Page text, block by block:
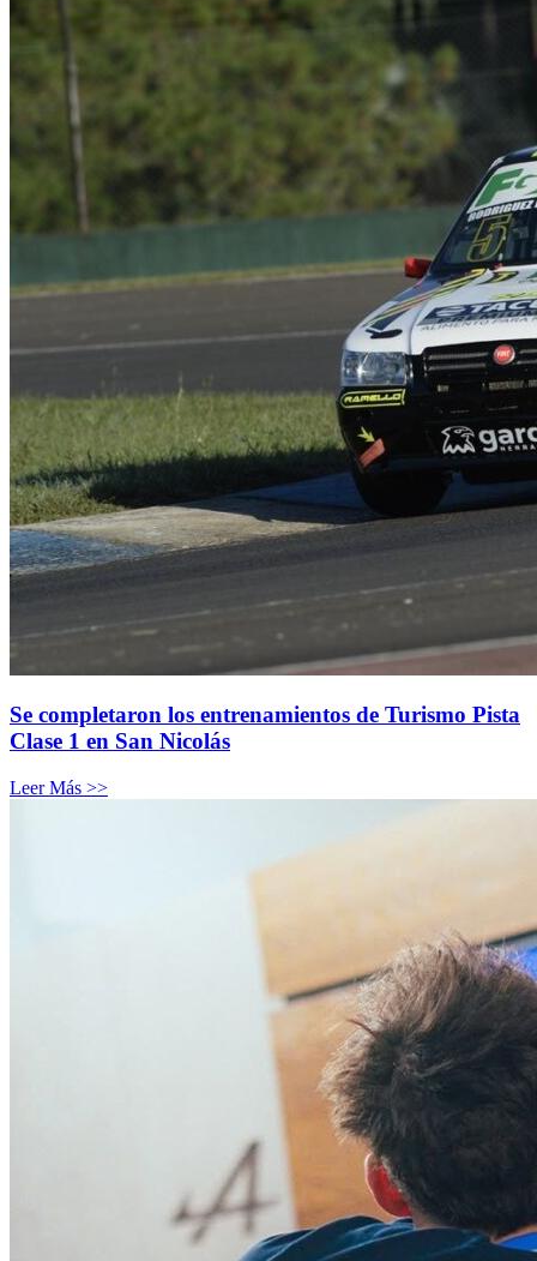
Se completaron los entrenamientos de Turismo Pista
Clase 1 en San Nicolás
Leer Más >>